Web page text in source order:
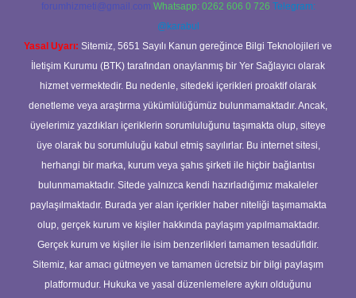
forumhizmeti@gmail.com Whatsapp: 0262 606 0 726 Telegram:
@karabul
Yasal Uyarı: Sitemiz, 5651 Sayılı Kanun gereğince Bilgi Teknolojileri ve
İletişim Kurumu (BTK) tarafından onaylanmış bir Yer Sağlayıcı olarak
hizmet vermektedir. Bu nedenle, sitedeki içerikleri proaktif olarak
denetleme veya araştırma yükümlülüğümüz bulunmamaktadır. Ancak,
üyelerimiz yazdıkları içeriklerin sorumluluğunu taşımakta olup, siteye
üye olarak bu sorumluluğu kabul etmiş sayılırlar. Bu internet sitesi,
herhangi bir marka, kurum veya şahıs şirketi ile hiçbir bağlantısı
bulunmamaktadır. Sitede yalnızca kendi hazırladığımız makaleler
paylaşılmaktadır. Burada yer alan içerikler haber niteliği taşımamakta
olup, gerçek kurum ve kişiler hakkında paylaşım yapılmamaktadır.
Gerçek kurum ve kişiler ile isim benzerlikleri tamamen tesadüfidir.
Sitemiz, kar amacı gütmeyen ve tamamen ücretsiz bir bilgi paylaşım
platformudur. Hukuka ve yasal düzenlemelere aykırı olduğunu